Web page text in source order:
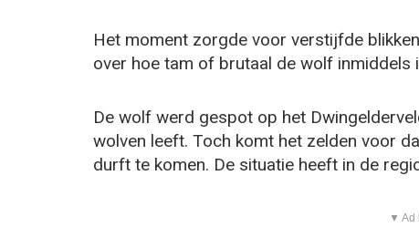
Het moment zorgde voor verstijfde
over hoe tam of brutaal de wolf inmiddels
De wolf werd gespot op het
wolven leeft. Toch komt het zelden voor
durft te komen. De situatie heeft in de
▼ Ad